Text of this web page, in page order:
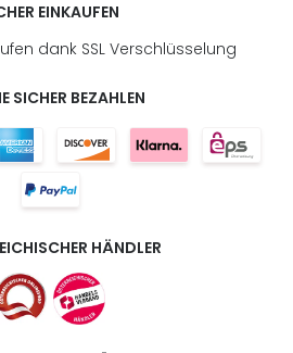
EINKAUFEN
dank SSL Verschlüsselung
SICHER BEZAHLEN
HÄNDLER